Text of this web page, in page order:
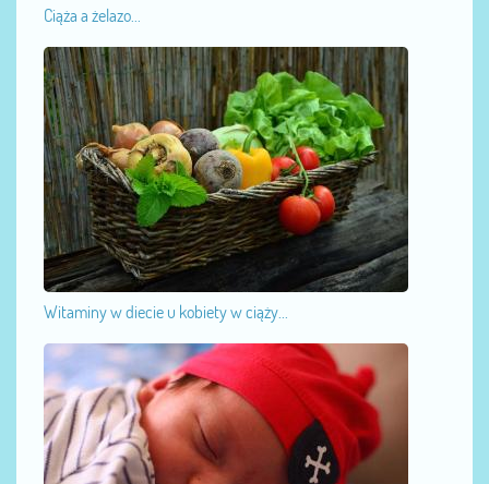
Ciąża a żelazo...
Witaminy w diecie u kobiety w ciąży...